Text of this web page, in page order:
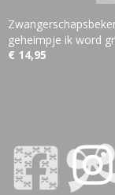
geheimpje ik word
€ 14,95